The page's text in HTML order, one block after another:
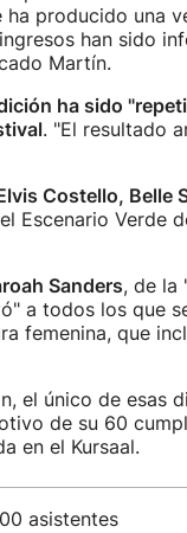
producido una
han sido
Martín.
ha sido
. "El resultado
Costello, Belle
Escenario Verde
Sanders, de la
a todos los que
femenina, que
el único de esas
de su 60
en el Kursaal.
asistentes